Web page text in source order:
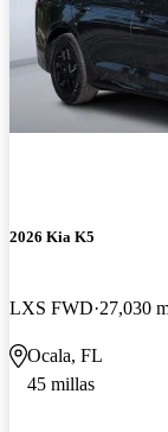
2026 Kia K5
LXS FWD 27,030
Ocala, FL
45 millas